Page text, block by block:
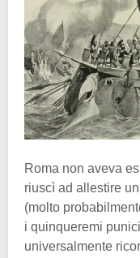
Roma non aveva
riuscì ad allestire
(molto
i quinqueremi
universalmente